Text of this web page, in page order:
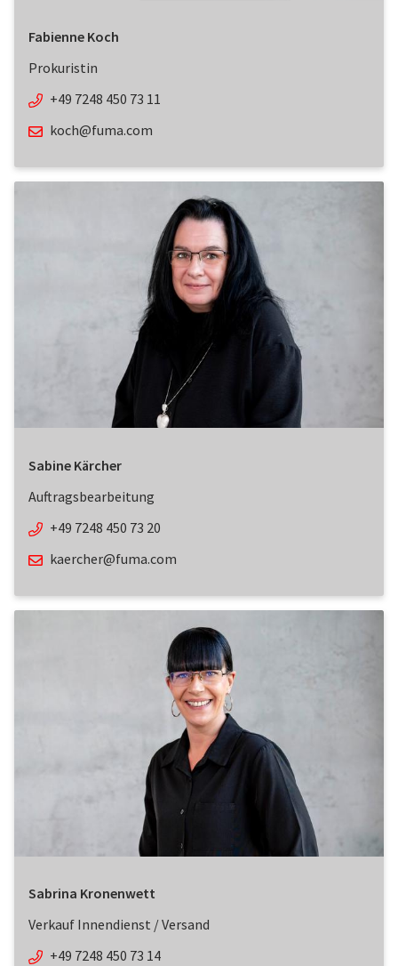
Fabienne Koch
Prokuristin
+49 7248 450 73 11
koch@fuma.com
Sabine Kärcher
Auftragsbearbeitung
+49 7248 450 73 20
kaercher@fuma.com
Sabrina Kronenwett
Verkauf Innendienst / Versand
+49 7248 450 73 14